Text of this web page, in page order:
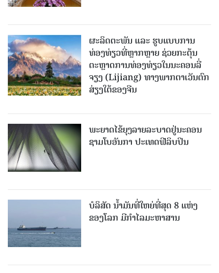
ຜະລິດຕະພັນ ແລະ ຮູບແບບການ
ທ່ອງທ່ຽວທີ່ຫຼາກຫຼາຍ ຊ່ວຍກະຕຸ້ນ
ຕະຫຼາດການທ່ອງທ່ຽວໃນນະຄອນລີ່
ຈຽງ (Lijiang) ທາງພາກຕາເວັນຕົກ
ສ່ຽງໃຕ້ຂອງຈີນ
ພະຍາດໄຂ້ຍຸງລາຍລະບາດຢູ່ນະຄອນ
ຊາມໂບ​ອັນກາ ປະເທດຟີລິບປິນ
ບໍລິສັດ ນ້ຳມັນທີ່ໃຫຍ່ທີ່ສຸດ 8 ແຫ່ງ
ຂອງໂລກ ມີກຳໄລມະຫາສານ